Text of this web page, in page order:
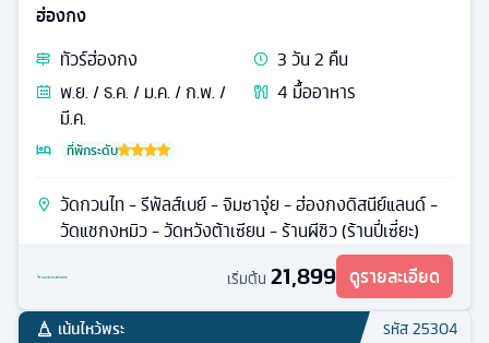
ฮ่องกง
ทัวร์ฮ่องกง 3วัน2 คืน
พ.ย. / ธ.ค. / ม.ค. / ก.พ. /
มี.ค.
4 มื้ออาหาร
ที่พักระดับ
วัดกวนไท - รีพัลส์เบย์ - จิมซาจุ่ย - ฮ่องกงดิสนีย์แลนด์ -
วัดแชกงหมิว - วัดหวังต้าเซียน - ร้านผีชิว (ร้านปี่เซี่ยะ)
เริ่มต้น 21,899 ดูรายละเอียด
เน้นไหว้พระ รหัส25304